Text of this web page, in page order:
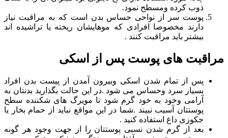
ذوب کرده ومسطح نمود.
پوست سر از نواحی حساس بدن است که به مراقبت نیاز
دارند مخصوصا افرادی که موهایشان ریخته یا تراشیده اند
بیشتر باید مراقبت کنند .
مراقبت های پوست پس از اسکی
پس از تمام شدن اسکی وبیرون آمدن از پیست بدن افراد
بسیار سرد وحساس می شود .در این حالت بگذارید بدنتان به
آرامی وخود به خود گرم شود تا مویرگ های شکننده سطح
پوستتان آسیب نبیند .شما در این مواقع نباید از حمام بخار یا
جکوزی داغ استفاده کنید .
بعد از گرم شدن نسبی پوستتان را از جهت وجود هر گونه